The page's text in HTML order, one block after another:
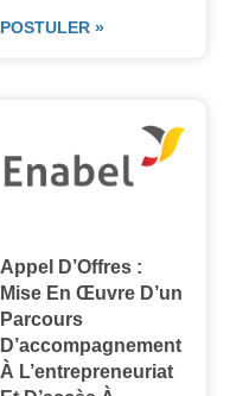
POSTULER »
Appel D’Offres :
Mise En Œuvre D’un
Parcours
D’accompagnement
À L’entrepreneuriat